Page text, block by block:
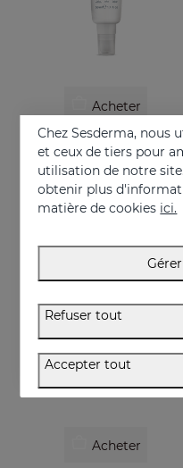
Acheter
REPASKIN Dry Touch SPF50+
Écran solaire fini mate pour le visage
28.95 €
Acheter
Chez Sesderma, nous
et ceux de tiers pour
utilisation de notre
obtenir plus
matière de cookies ici.
Refuser tout
Accepter tout